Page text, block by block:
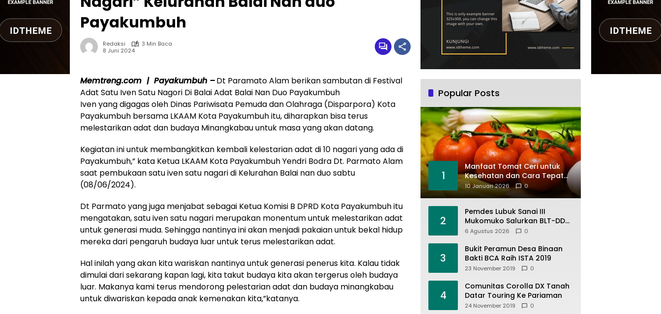
Payakumbuh
Redaksi
3 Min Baca
8 Juni 2024
Memtreng.com | Payakumbuh –Dt Paramato Alam berikan sambutan di Festival
Adat Satu Iven Satu Nagori Di Balai Adat Balai Nan Duo Payakumbuh
Iven yang digagas oleh Dinas Pariwisata Pemuda dan Olahraga (Disparpora) Kota
Payakumbuh bersama LKAAM Kota Payakumbuh itu, diharapkan bisa terus
melestarikan adat dan budaya Minangkabau untuk masa yang akan datang.
Kegiatan ini untuk membangkitkan kembali kelestarian adat di 10 nagari yang ada di
Payakumbuh,” kata Ketua LKAAM Kota Payakumbuh Yendri Bodra Dt. Parmato Alam
saat pembukaan satu iven satu nagari di Kelurahan Balai nan duo sabtu
(08/06/2024).
Dt Parmato yang juga menjabat sebagai Ketua Komisi B DPRD Kota Payakumbuh itu
mengatakan, satu iven satu nagari merupakan monentum untuk melestarikan adat
untuk generasi muda. Sehingga nantinya ini akan menjadi pakaian untuk bekal hidup
mereka dari pengaruh budaya luar untuk terus melestarikan adat.
Hal inilah yang akan kita wariskan nantinya untuk generasi penerus kita. Kalau tidak
dimulai dari sekarang kapan lagi, kita takut budaya kita akan tergerus oleh budaya
luar. Makanya kami terus mendorong pelestarian adat dan budaya minangkabau
untuk diwariskan kepada anak kemenakan kita,”katanya.
Popular Posts
1
Manfaat Tomat Ceri untuk
Kesehatan dan Cara Tepat
Mengonsumsinya
10 Januari 2026 0
2
Pemdes Lubuk Sanai III
Mukomuko Salurkan BLT-DD
April-Juni 2026, KPM Terima
6 Agustus 2026 0
3
Bukit Peramun Desa Binaan
Bakti BCA Raih ISTA 2019
23 November 2019 0
4
Comunitas Corolla DX Tanah
Datar Touring Ke Pariaman
24 November 2019 0